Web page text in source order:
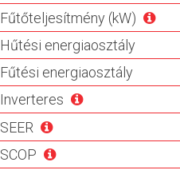
Fűtőteljesítmény (kW)
Hűtési energiaosztály
Fűtési energiaosztály
Inverteres
SEER
SCOP